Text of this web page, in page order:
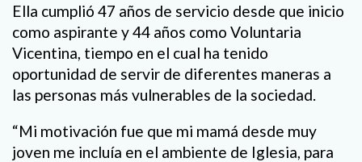
Ella cumplió 47 años de servicio desde que inicio
como aspirante y 44 años como Voluntaria
Vicentina, tiempo en el cual ha tenido
oportunidad de servir de diferentes maneras a
las personas más vulnerables de la sociedad.
“Mi motivación fue que mi mamá desde muy
joven me incluía en el ambiente de Iglesia, para